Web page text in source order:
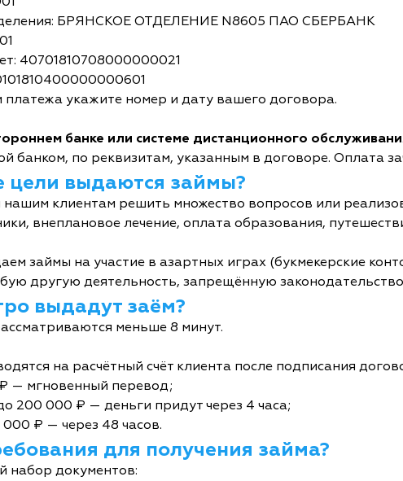
БРЯНСКОЕ ОТДЕЛЕНИЕ N8605 ПАО СБЕРБАНК
40701810708000000021
платежа укажите номер и дату вашего договора.
банке или системе дистанционного
банком, по реквизитам, указанным в договоре. Оплата
цели выдаются займы?
клиентам решить множество вопросов или
внеплановое лечение, оплата образования,
займы на участие в азартных играх (букмекерские
другую деятельность, запрещённую
выдадут заём?
меньше 8 минут.
на расчётный счёт клиента после подписания
— мгновенный перевод;
200 000 ₽ — деньги придут через 4 часа;
₽ — через 48 часов.
для получения займа?
набор документов: